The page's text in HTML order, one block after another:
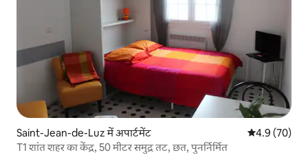
Saint-Jean-de-Luz में अपार्टमेंट औसत रेटिंग 5 में
4.9 (70)
T1 शांत शहर का केंद्र, 50 मीटर समुद्र तट, छत, पुनर्निर्मित